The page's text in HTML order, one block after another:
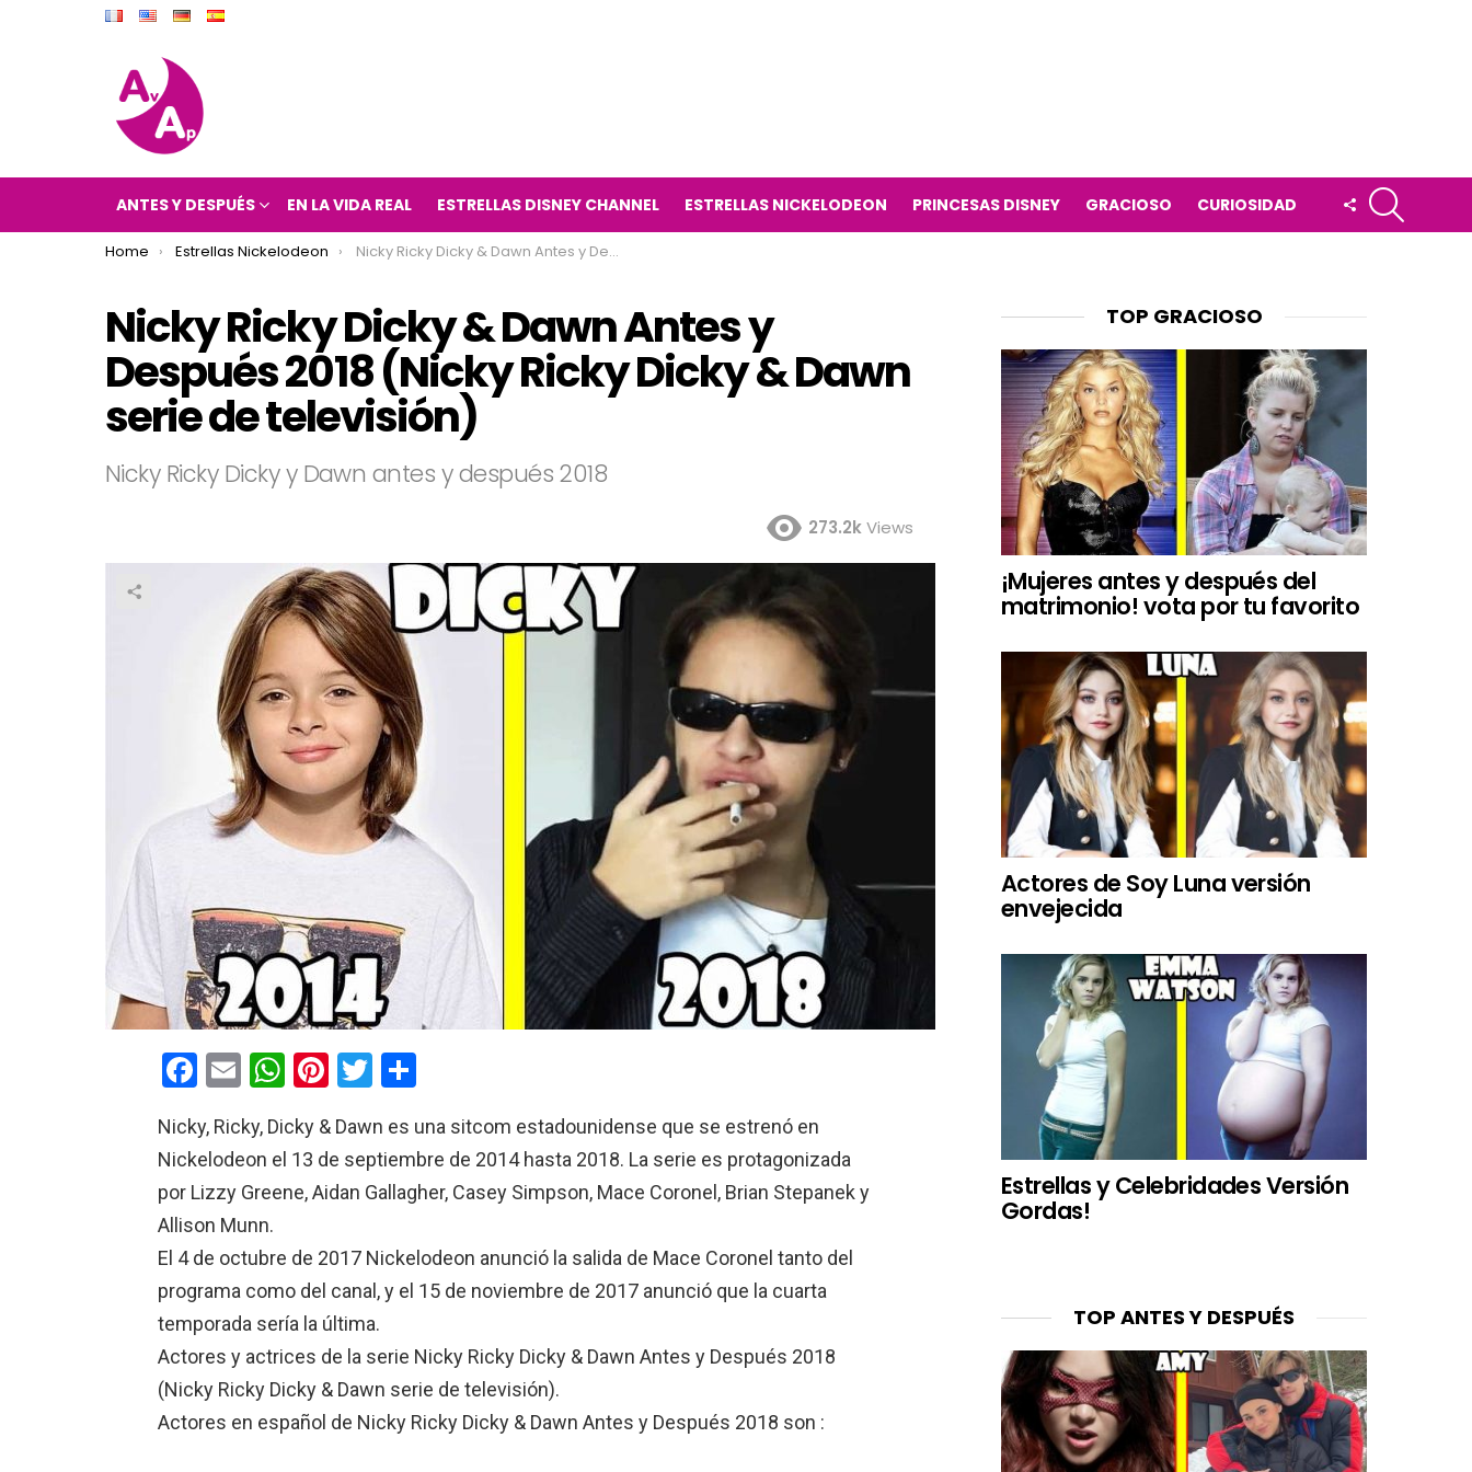
ANTES Y DESPUÉS EN LA VIDA REAL ESTRELLAS DISNEY CHANNEL ESTRELLAS NICKELODEON PRINCESAS DISNEY GRACIOSO CURIOSIDAD
FOLLOW
US
You are here:
Home Estrellas Nickelodeon Nicky Ricky Dicky & Dawn Antes y Después 2018 (Nicky Ricky Dicky & Dawn serie de televisión)
Nicky Ricky Dicky & Dawn Antes y
Después 2018 (Nicky Ricky Dicky & Dawn
serie de televisión)
Nicky Ricky Dicky y Dawn antes y después 2018
273.2kViews
F
ce
b
o
o
k
E
ail
W
at
s
A
p
p
Pi
er
es
t
T
tt
er
m
p
ar
tir
Nicky, Ricky, Dicky & Dawn es una sitcom estadounidense que se estrenó en
Nickelodeon el 13 de septiembre de 2014 hasta 2018. La serie es protagonizada
por Lizzy Greene, Aidan Gallagher, Casey Simpson, Mace Coronel, Brian Stepanek y
Allison Munn.
El 4 de octubre de 2017 Nickelodeon anunció la salida de Mace Coronel tanto del
programa como del canal, y el 15 de noviembre de 2017 anunció que la cuarta
temporada sería la última.
Actores y actrices de la serie Nicky Ricky Dicky & Dawn Antes y Después 2018
(Nicky Ricky Dicky & Dawn serie de televisión).
Actores en español de Nicky Ricky Dicky & Dawn Antes y Después 2018 son :
TOP GRACIOSO
¡Mujeres antes y después del
matrimonio! vota por tu favorito
Actores de Soy Luna versión
envejecida
Estrellas y Celebridades Versión
Gordas!
TOP ANTES Y DESPUÉS